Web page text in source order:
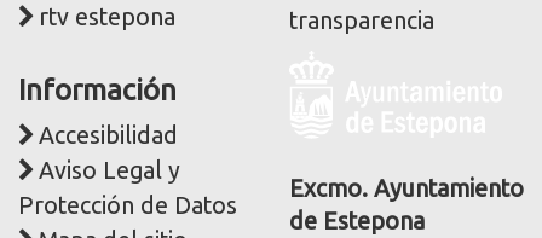
rtv estepona
transparencia
Información
Accesibilidad
Aviso Legal y
Protección de Datos
corporativa
Excmo. Ayuntamiento
de Estepona